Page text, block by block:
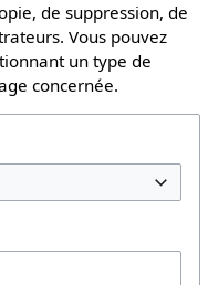
de suppression, de
Vous pouvez
un type de
concernée.